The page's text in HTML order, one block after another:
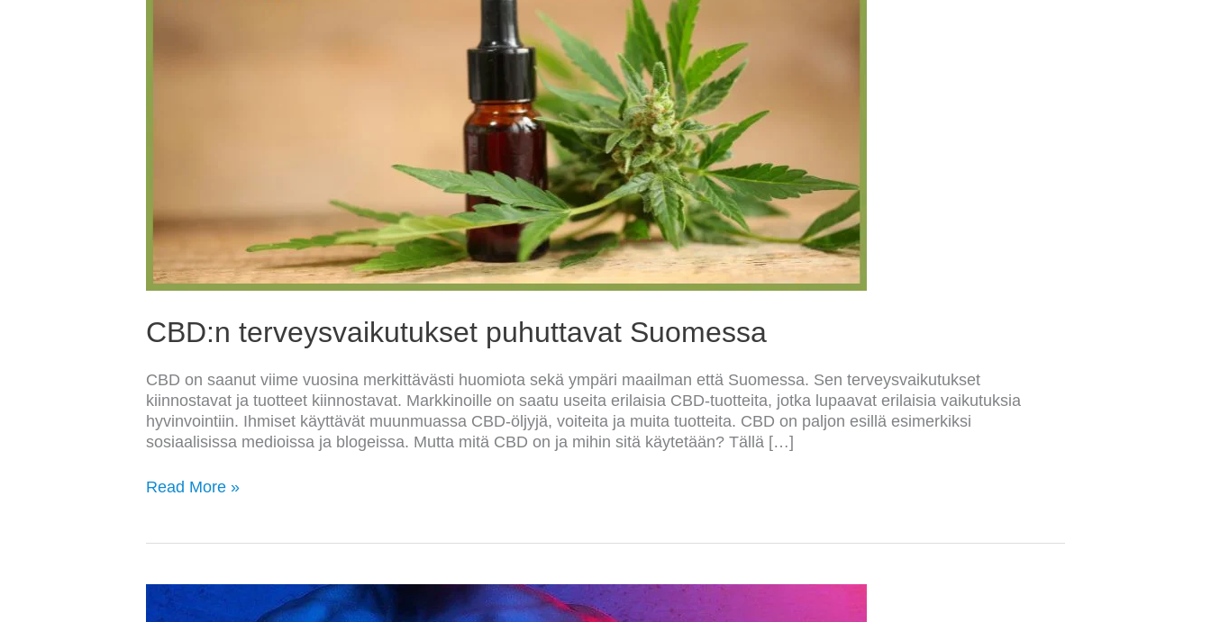
CBD:n terveysvaikutukset puhuttavat Suomessa
CBD on saanut viime vuosina merkittävästi huomiota sekä ympäri maailman että Suomessa. Sen terveysvaikutukset
kiinnostavat ja tuotteet kiinnostavat. Markkinoille on saatu useita erilaisia CBD-tuotteita, jotka lupaavat erilaisia vaikutuksia
hyvinvointiin. Ihmiset käyttävät muunmuassa CBD-öljyjä, voiteita ja muita tuotteita. CBD on paljon esillä esimerkiksi
sosiaalisissa medioissa ja blogeissa. Mutta mitä CBD on ja mihin sitä käytetään? Tällä […]
Read More »